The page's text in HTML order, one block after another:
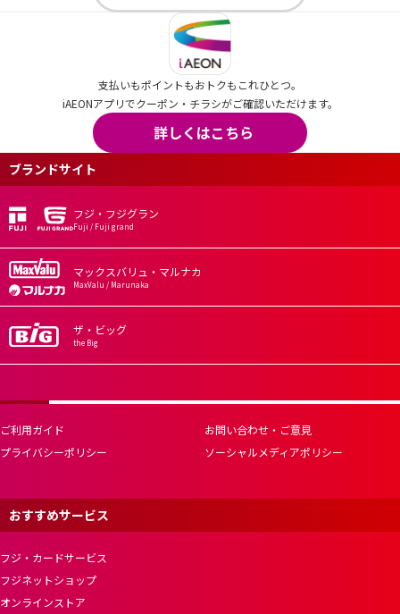
支払いもポイントもおトクもこれひとつ。
iAEONアプリでクーポン・チラシがご確認いただけます。
詳しくはこちら
ブランドサイト
フジ・フジグラン
Fuji / Fuji grand
マックスバリュ・マルナカ
MaxValu / Marunaka
ザ・ビッグ
the Big
ご利用ガイド
お問い合わせ・ご意見
プライバシーポリシー
ソーシャルメディアポリシー
おすすめサービス
フジ・カードサービス
フジネットショップ
オンラインストア